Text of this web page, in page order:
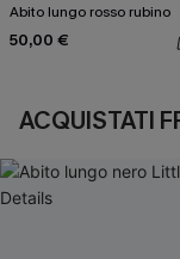
Abito lungo rosso rubino
50,00 €
ACQUISTATI